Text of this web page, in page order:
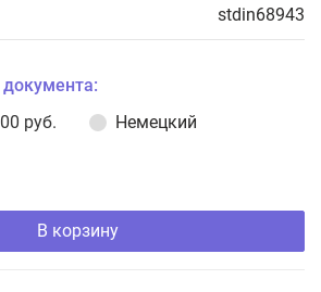
stdin68943
руб. Немецкий
В корзину